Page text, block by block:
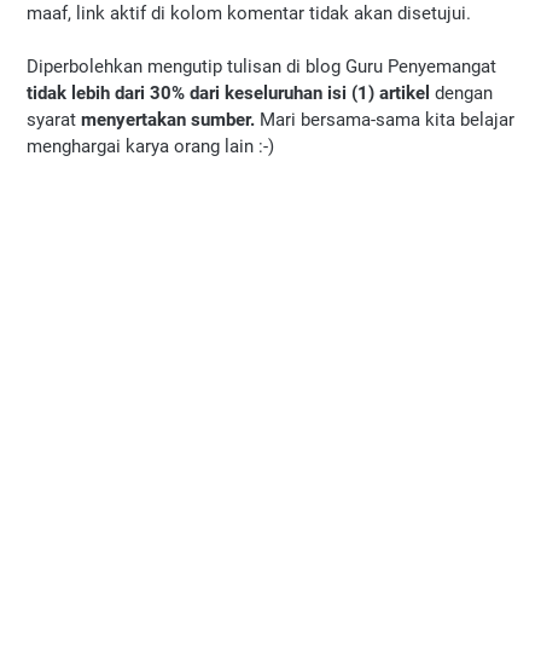
maaf, link aktif di kolom komentar tidak akan disetujui.
Diperbolehkan mengutip tulisan di blog Guru Penyemangat
tidak lebih dari 30% dari keseluruhan isi (1) artikel dengan
syarat menyertakan sumber. Mari bersama-sama kita belajar
menghargai karya orang lain :-)